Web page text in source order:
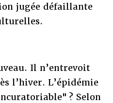
jugée défaillante
Il n’entrevoit
l’hiver. L’épidémie
? Selon